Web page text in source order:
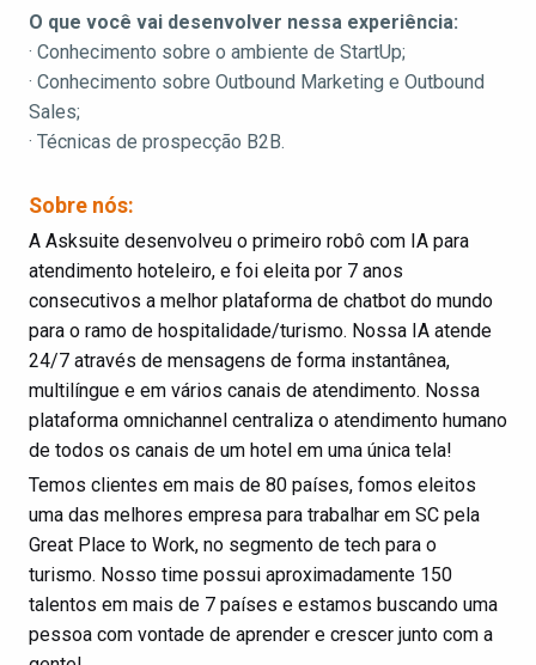
O que você vai desenvolver nessa experiência:
· Conhecimento sobre o ambiente de StartUp;
· Conhecimento sobre Outbound Marketing e Outbound
Sales;
· Técnicas de prospecção B2B.
Sobre nós:
A Asksuite desenvolveu o primeiro robô com IA para
atendimento hoteleiro, e foi eleita por 7 anos
consecutivos a melhor plataforma de chatbot do mundo
para o ramo de hospitalidade/turismo. Nossa IA atende
24/7 através de mensagens de forma instantânea,
multilíngue e em vários canais de atendimento. Nossa
plataforma omnichannel centraliza o atendimento humano
de todos os canais de um hotel em uma única tela!
Temos clientes em mais de 80 países, fomos eleitos
uma das melhores empresa para trabalhar em SC pela
Great Place to Work, no segmento de tech para o
turismo. Nosso time possui aproximadamente 150
talentos em mais de 7 países e estamos buscando uma
pessoa com vontade de aprender e crescer junto com a